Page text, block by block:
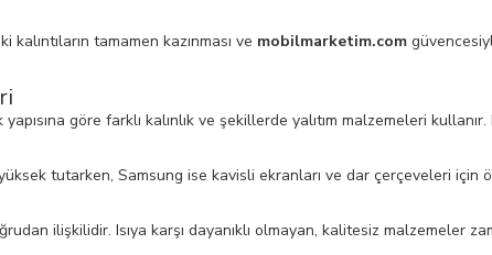
tamamen kazınması ve mobilmarketim.com
göre farklı kalınlık ve şekillerde yalıtım malzemeleri
tutarken, Samsung ise kavisli ekranları ve dar çerçeveleri
ilişkilidir. Isıya karşı dayanıklı olmayan, kalitesiz malzemeler